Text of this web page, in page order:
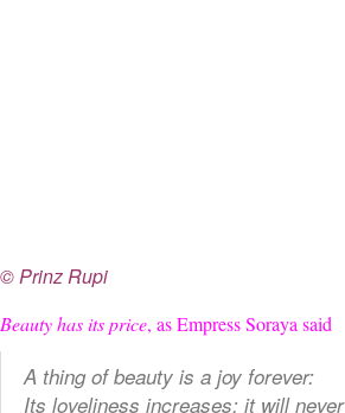
© Prinz Rupi
Beauty has its price, as Empress Soraya said
A thing of beauty is a joy forever:
Its loveliness increases; it will never